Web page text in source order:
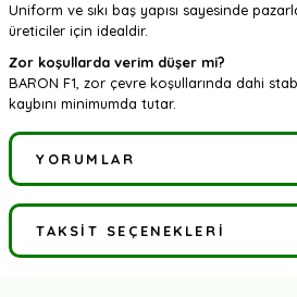
Uniform ve sıkı baş yapısı sayesinde
üreticiler için idealdir.
Zor koşullarda verim düşer mi?
BARON F1, zor çevre koşullarında dahi
kaybını minimumda tutar.
YORUMLAR
Bu ürüne ilk yorumu
TAKSIT SEÇENEKLERI